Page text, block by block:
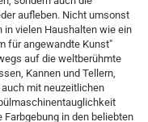
aufleben. Nicht umsonst
in vielen Haushalten wie ein
für angewandte Kunst"
auf die weltberühmte
Kannen und Tellern,
mit neuzeitlichen
in den beliebten